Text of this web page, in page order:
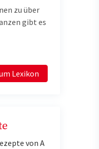
zu über
gibt es
Lexikon
von A